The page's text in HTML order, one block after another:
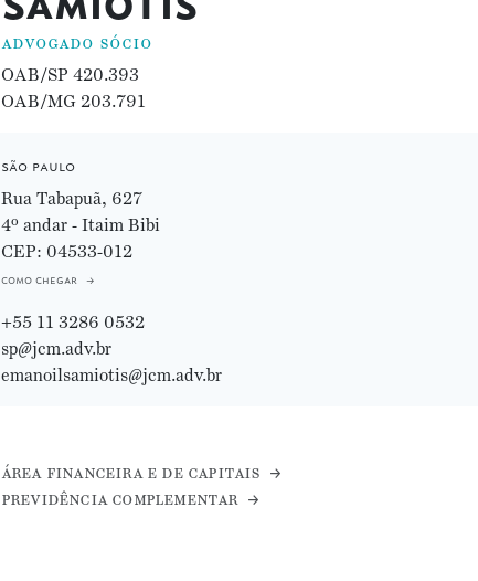
advogado sócio
OAB/SP 420.393
OAB/MG 203.791
são paulo
Rua Tabapuã, 627
4º andar - Itaim Bibi
CEP: 04533-012
como chegar
+55 11 3286 0532
sp@jcm.adv.br
emanoilsamiotis@jcm.adv.br
área financeira e de capitais
previdência complementar